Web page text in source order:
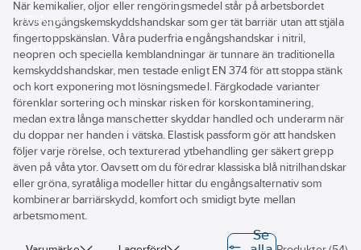
Bli kund
Aktuellt
När kemikalier, oljor eller rengöringsmedel står på arbetsbordet
krävs engångskemskyddshandskar som ger tät barriär utan att stjäla
fingertoppskänslan. Våra puderfria engångshandskar i nitril,
neopren och speciella kemblandningar är tunnare än traditionella
kemskyddshandskar, men testade enligt EN 374 för att stoppa stänk
och kort exponering mot lösningsmedel. Färgkodade varianter
förenklar sortering och minskar risken för korskontaminering,
medan extra långa manschetter skyddar handled och underarm när
du doppar ner handen i vätska. Elastisk passform gör att handsken
följer varje rörelse, och texturerad ytbehandling ger säkert grepp
även på våta ytor. Oavsett om du föredrar klassiska blå nitrilhandskar
eller gröna, syratåliga modeller hittar du engångsalternativ som
kombinerar barriärskydd, komfort och smidigt byte mellan
arbetsmoment.
Se